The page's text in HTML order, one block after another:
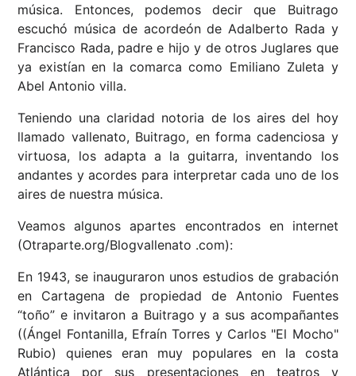
música. Entonces, podemos decir que Buitrago
escuchó música de acordeón de Adalberto Rada y
Francisco Rada, padre e hijo y de otros Juglares que
ya existían en la comarca como Emiliano Zuleta y
Abel Antonio villa.
Teniendo una claridad notoria de los aires del hoy
llamado vallenato, Buitrago, en forma cadenciosa y
virtuosa, los adapta a la guitarra, inventando los
andantes y acordes para interpretar cada uno de los
aires de nuestra música.
Veamos algunos apartes encontrados en internet
(Otraparte.org/Blogvallenato .com):
En 1943, se inauguraron unos estudios de grabación
en Cartagena de propiedad de Antonio Fuentes
“toño” e invitaron a Buitrago y a sus acompañantes
((Ángel Fontanilla, Efraín Torres y Carlos "El Mocho"
Rubio) quienes eran muy populares en la costa
Atlántica por sus presentaciones en teatros y